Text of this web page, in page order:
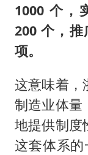
1000 个，
200 个，
项。
这意味着，
制造业体量
地提供制度
这套体系